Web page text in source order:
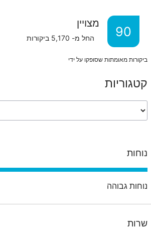
90
מצויין
החל מ- 5,170 ביקורות
ביקורות מאומתות שסופקו על ידי
קטגוריות
נוחות
נוחות גבוהה
שרות